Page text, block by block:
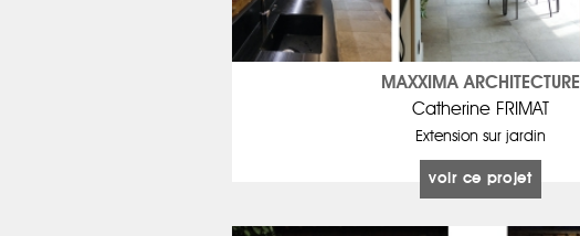
MAXXIMA ARCHITECTURE
Catherine FRIMAT
Extension sur jardin
voir ce projet